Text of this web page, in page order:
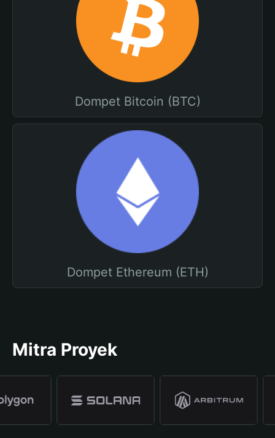
Dompet Bitcoin (BTC)
Dompet Ethereum (ETH)
Mitra Proyek